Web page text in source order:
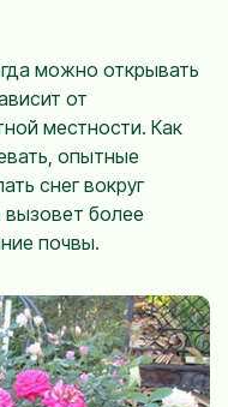
можно открывать
от
местности. Как
опытные
снег вокруг
более
почвы.